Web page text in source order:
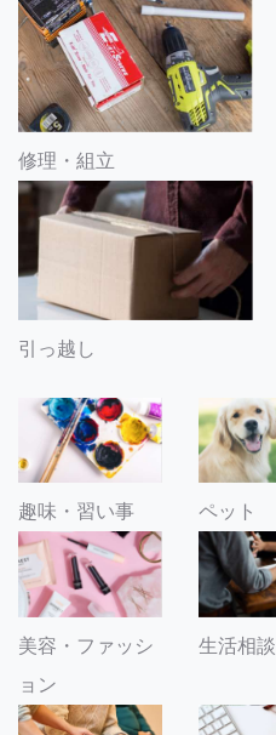
修理・組立
引っ越し
趣味・習い事 ペット
美容・ファッシ
ョン
生活相談